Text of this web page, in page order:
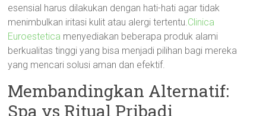
esensial harus dilakukan dengan hati-hati agar tidak
menimbulkan iritasi kulit atau alergi tertentu.Clinica
Euroestetica menyediakan beberapa produk alami
berkualitas tinggi yang bisa menjadi pilihan bagi mereka
yang mencari solusi aman dan efektif.
Membandingkan Alternatif:
Spa vs Ritual Pribadi